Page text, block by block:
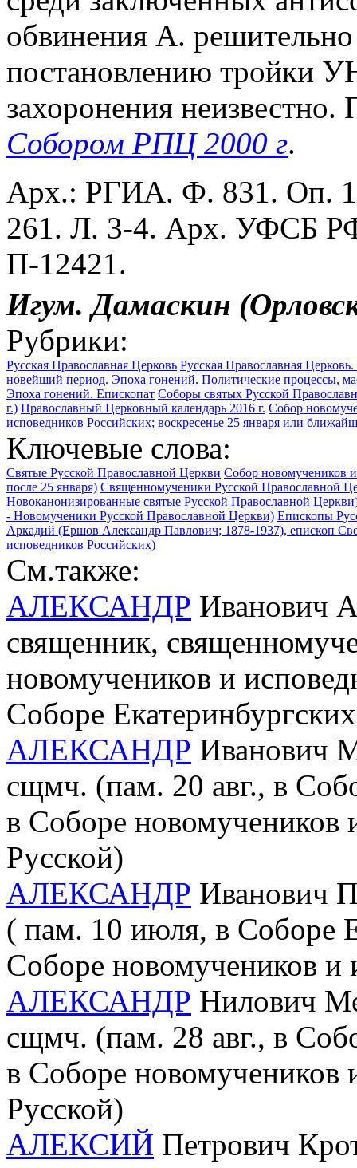
обвинения А.
постановлению тройки
захоронения неизвестно.
Собором РПЦ 2000 г.
Арх.: РГИА. Ф. 831. Оп.
261. Л. 3-4. Арх. УФСБ
П-12421.
Игум. Дамаскин
Рубрики:
Русская Православная Церковь Русская Православная
новейший период. Эпоха гонений. Политические процессы,
Эпоха гонений. Епископат Соборы святых Русской
г.) Православный Церковный календарь 2016 г. Собор
исповедников Российских; воскресенье 25 января или
Ключевые слова:
Святые Русской Православной Церкви Собор новомучеников
после 25 января) Священномученики Русской Православной
Новоканонизированные святые Русской Православной
- Новомученики Русской Православной Церкви) Епископы
Аркадий (Ершов Александр Павлович; 1878-1937), епископ
исповедников Российских)
См.также:
АЛЕКСАНДР Иванович
священник,
новомучеников и
Соборе
АЛЕКСАНДР Иванович
сщмч. (пам. 20 авг., в
в Соборе новомучеников
Русской)
АЛЕКСАНДР Иванович
( пам. 10 июля, в Соборе
Соборе новомучеников и
АЛЕКСАНДР Нилович
сщмч. (пам. 28 авг., в
в Соборе новомучеников
Русской)
АЛЕКСИЙ Петрович